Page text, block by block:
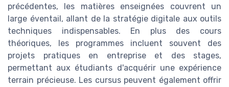
précédentes, les matières enseignées couvrent un
large éventail, allant de la stratégie digitale aux outils
techniques indispensables. En plus des cours
théoriques, les programmes incluent souvent des
projets pratiques en entreprise et des stages,
permettant aux étudiants d'acquérir une expérience
terrain précieuse. Les cursus peuvent également offrir